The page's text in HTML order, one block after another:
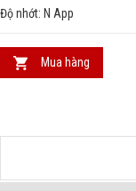
Độ nhớt: N App
Mua hàng